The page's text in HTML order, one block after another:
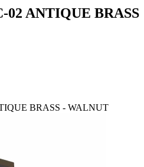
02 ANTIQUE BRASS
BRASS - WALNUT